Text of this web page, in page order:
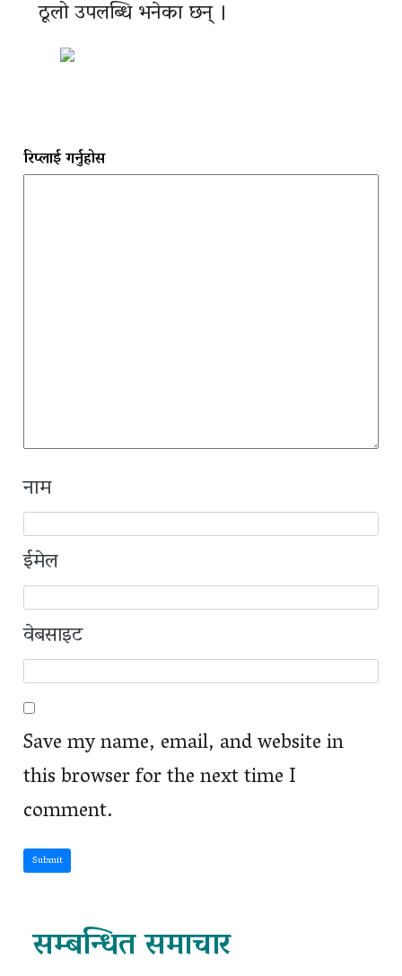
ठूलो उपलब्धि भनेका छन् ।
रिप्लाई गर्नुहोस
नाम
ईमेल
वेबसाइट
Save my name, email, and website in
this browser for the next time I
comment.
Submit
सम्बन्धित समाचार